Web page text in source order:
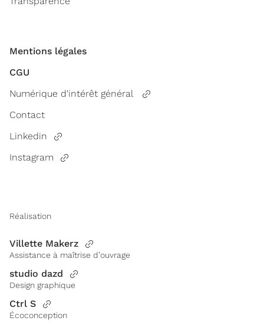
Mentions légales
CGU
Numérique d'intérêt général
Contact
Linkedin
Instagram
Réalisation
Villette Makerz
Assistance à maîtrise d’ouvrage
studio dazd
Design graphique
Ctrl S
Écoconception